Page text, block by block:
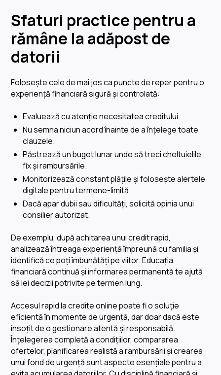
Sfaturi practice pentru a
rămâne la adăpost de
datorii
Folosește cele de mai jos ca puncte de reper pentru o
experiență financiară sigură și controlată:
Evaluează cu atenție necesitatea creditului.
Nu semna niciun acord înainte de a înțelege toate
clauzele.
Păstrează un buget lunar unde să treci cheltuielile
fix și rambursările.
Monitorizează constant plățile și folosește alertele
digitale pentru termene-limită.
Dacă apar dubii sau dificultăți, solicită opinia unui
consilier autorizat.
De exemplu, după achitarea unui credit rapid,
analizează întreaga experiență împreună cu familia și
identifică ce poți îmbunătăți pe viitor. Educația
financiară continuă și informarea permanentă te ajută
să iei decizii potrivite pe termen lung.
Accesul rapid la credite online poate fi o soluție
eficientă în momente de urgență, dar doar dacă este
însoțit de o gestionare atentă și responsabilă.
Înțelegerea completă a condițiilor, compararea
ofertelor, planificarea realistă a rambursării și crearea
unui fond de urgență sunt aspecte esențiale pentru a